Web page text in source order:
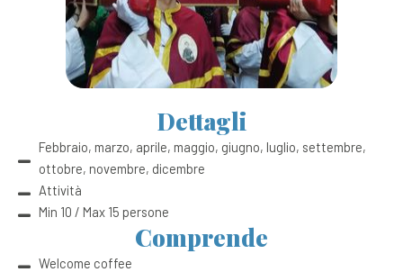
Dettagli
Febbraio, marzo, aprile, maggio, giugno, luglio, settembre,
ottobre, novembre, dicembre
Attività
Min 10 / Max 15 persone
Comprende
Welcome coffee